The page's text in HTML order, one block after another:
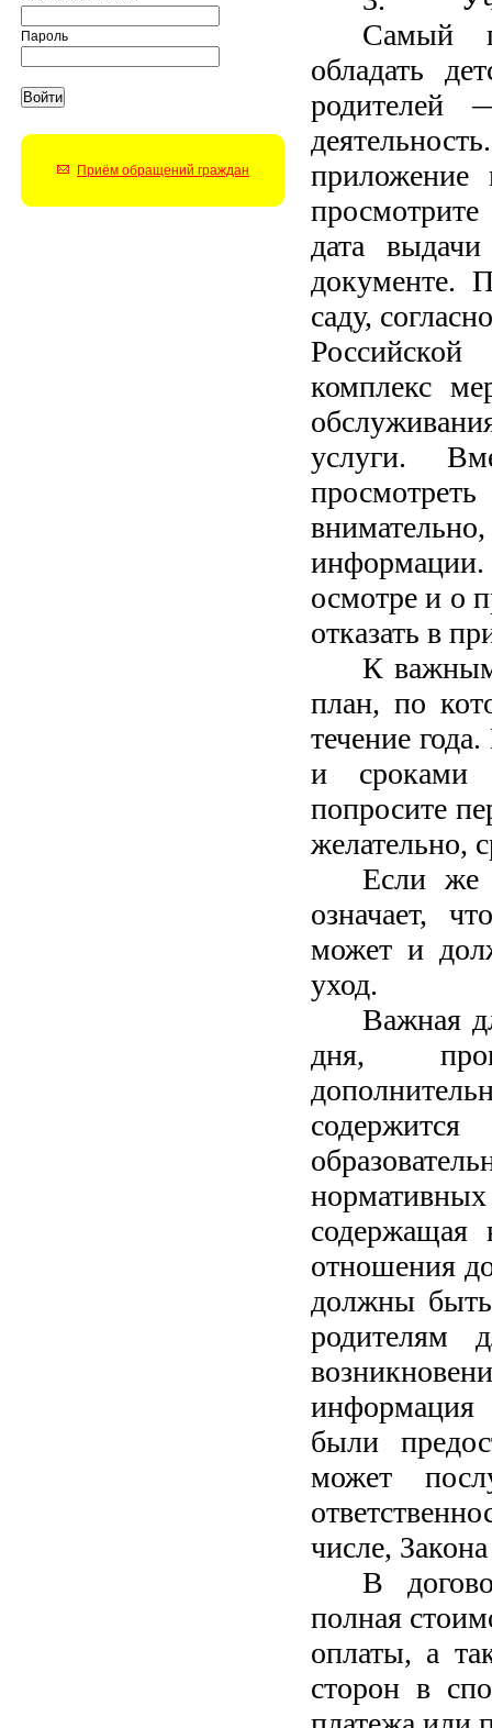
Пароль
Приём обращений граждан
Самый
обладать
родителей
приложение
дата
документе.
саду,
комплекс
услуги.
осмотре и о
отказать в
К
план, по
течение
и сроками
попросите
желательно,
Если же
означает,
может и
уход.
Важная
дня,
содержащая
отношения
должны быть
родителям
информация
были
может
числе,
В
полная
оплаты, а
сторон в